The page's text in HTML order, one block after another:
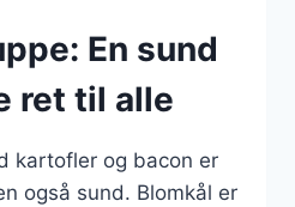
En sund
ret til alle
kartofler og bacon er
også sund. Blomkål er